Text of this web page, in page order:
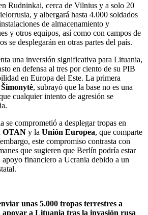
Rudninkai, cerca de Vilnius y a solo 20
y albergará hasta 4.000 soldados
de almacenamiento y
y otros equipos, así como con campos de
se desplegarán en otras partes del país.
una inversión significativa para Lituania,
en defensa al tres por ciento de su PIB
en Europa del Este. La primera
, subrayó que la base no es una
cualquier intento de agresión se
se comprometió a desplegar tropas en
OTAN y la Unión Europea, que comparte
este compromiso contrasta con
que sugieren que Berlín podría estar
financiero a Ucrania debido a un
unas 5.000 tropas terrestres a
a Lituania tras la invasión rusa